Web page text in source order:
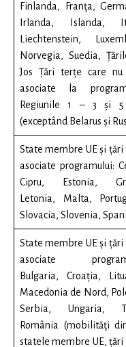
Finlanda, Franţa,
Irlanda, Islanda,
Liechtenstein,
Norvegia, Suedia,
Jos Țări terțe care nu
asociate la
Regiunile 1 – 3 și 5
(exceptând Belarus și
State membre UE și țări
asociate programului:
Cipru, Estonia,
Letonia, Malta,
Slovacia, Slovenia,
State membre UE și țări
asociate
Bulgaria, Croația,
Macedonia de Nord,
Serbia, Ungaria,
România (mobilităţi
statele membre UE, țări